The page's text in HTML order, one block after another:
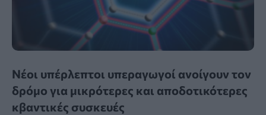
Νέοι υπέρλεπτοι υπεραγωγοί ανοίγουν τον
δρόμο για μικρότερες και αποδοτικότερες
κβαντικές συσκευές